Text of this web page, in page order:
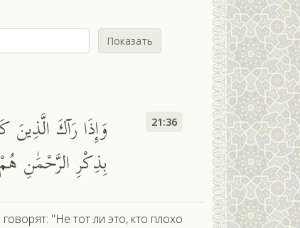
Показать
وَإِذَا رَآكَ
بِذِكْرِ الرَّحْمَٰنِ
21:36
"Не тот ли это, кто плохо